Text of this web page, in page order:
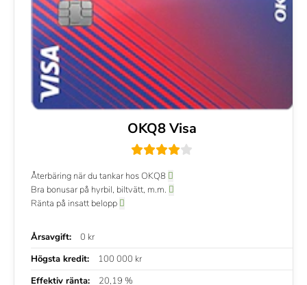
OKQ8 Visa
Återbäring när du tankar hos OKQ8
Bra bonusar på hyrbil, biltvätt, m.m.
Ränta på insatt belopp
Årsavgift:
0 kr
Högsta kredit:
100 000 kr
Effektiv ränta:
20,19 %